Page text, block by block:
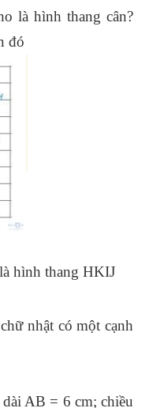
là hình thang cân?
đó
hình thang HKIJ
nhật có một cạnh
AB = 6 cm; chiều